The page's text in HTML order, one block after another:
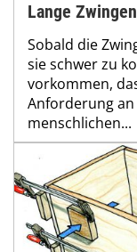
Lange
Sobald die
sie schwer zu
vorkommen,
Anforderung
menschlichen...